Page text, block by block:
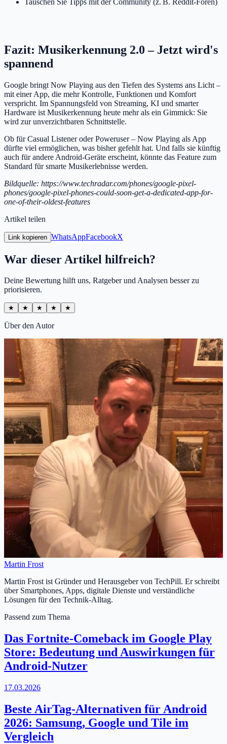
Fazit: Musikerkennung 2.0 – Jetzt wird's
spannend
Google bringt Now Playing aus den Tiefen des Systems ans Licht –
mit einer App, die mehr Kontrolle, Funktionen und Komfort
verspricht. Im Spannungsfeld von Streaming, KI und smarter
Hardware ist Musikerkennung heute mehr als ein Gimmick: Sie
wird zur unverzichtbaren Schnittstelle.
Ob für Casual Listener oder Poweruser – Now Playing als App
dürfte viel ermöglichen, was bisher gefehlt hat. Und falls sie künftig
auch für andere Android-Geräte erscheint, könnte das Feature zum
Standard für smarte Musikerlebnisse werden.
Bildquelle: https://www.techradar.com/phones/google-pixel-
phones/google-pixel-phones-could-soon-get-a-dedicated-app-for-
one-of-their-oldest-features
Artikel teilen
Link kopieren WhatsAppFacebookX
War dieser Artikel hilfreich?
Deine Bewertung hilft uns, Ratgeber und Analysen besser zu
priorisieren.
★ ★ ★ ★ ★
Über den Autor
Martin Frost
Martin Frost ist Gründer und Herausgeber von TechPill. Er schreibt
über Smartphones, Apps, digitale Dienste und verständliche
Lösungen für den Technik-Alltag.
Passend zum Thema
Das Fortnite-Comeback im Google Play
Store: Bedeutung und Auswirkungen für
Android-Nutzer
17.03.2026
Beste AirTag-Alternativen für Android
2026: Samsung, Google und Tile im
Vergleich